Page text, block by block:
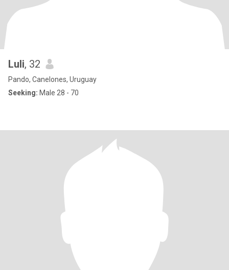
Luli, 32
Pando, Canelones, Uruguay
Seeking: Male 28 - 70